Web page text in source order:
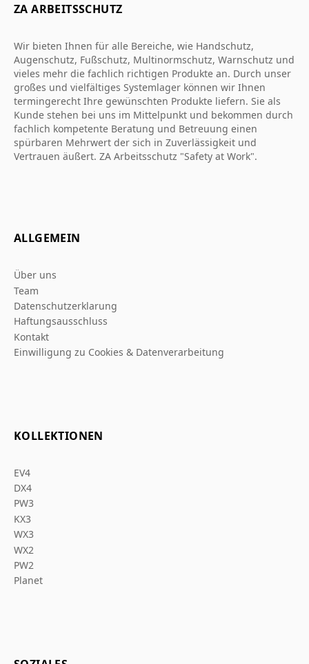
ZA ARBEITSSCHUTZ
Wir bieten Ihnen für alle Bereiche, wie Handschutz,
Augenschutz, Fußschutz, Multinormschutz, Warnschutz und
vieles mehr die fachlich richtigen Produkte an. Durch unser
großes und vielfältiges Systemlager können wir Ihnen
termingerecht Ihre gewünschten Produkte liefern. Sie als
Kunde stehen bei uns im Mittelpunkt und bekommen durch
fachlich kompetente Beratung und Betreuung einen
spürbaren Mehrwert der sich in Zuverlässigkeit und
Vertrauen äußert. ZA Arbeitsschutz "Safety at Work".
ALLGEMEIN
Über uns
Team
Datenschutzerklarung
Haftungsausschluss
Kontakt
Einwilligung zu Cookies & Datenverarbeitung
KOLLEKTIONEN
EV4
DX4
PW3
KX3
WX3
WX2
PW2
Planet